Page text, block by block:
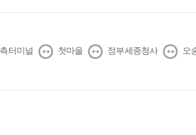
터미널 ↔ 첫마을 ↔ 정부세종청사 ↔
오